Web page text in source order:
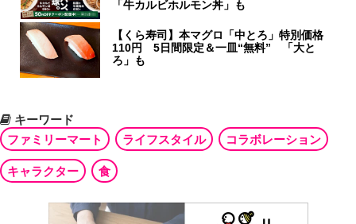
「牛カルビホルモン丼」も
【くら寿司】本マグロ「中とろ」特別価格
110円 5日間限定＆一皿“無料” 「大と
ろ」も
キーワード
ファミリーマート
ライフスタイル コラボレーション
キャラクター 食